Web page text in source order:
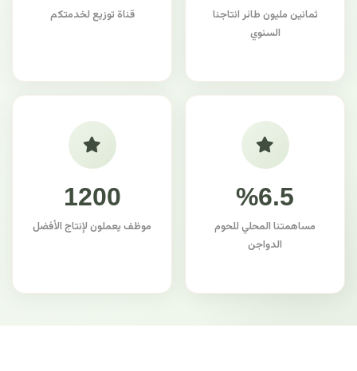
ثمانين مليون طائر انتاجنا
السنوي
قناة توزيع لخدمتكم
%6.5
مساهمتنا المحلي للحوم
الدواجن
1200
موظف يعملون لإنتاج الأفضل